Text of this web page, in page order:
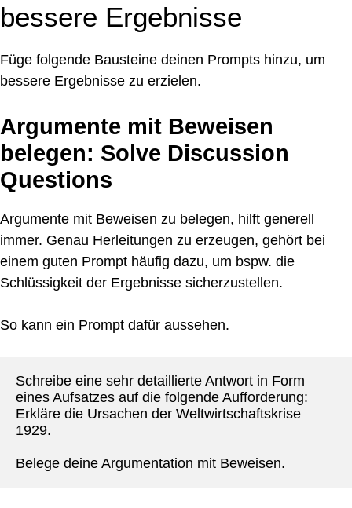
bessere Ergebnisse
Füge folgende Bausteine deinen Prompts hinzu, um
bessere Ergebnisse zu erzielen.
Argumente mit Beweisen
belegen: Solve Discussion
Questions
Argumente mit Beweisen zu belegen, hilft generell
immer. Genau Herleitungen zu erzeugen, gehört bei
einem guten Prompt häufig dazu, um bspw. die
Schlüssigkeit der Ergebnisse sicherzustellen.
So kann ein Prompt dafür aussehen.
Schreibe eine sehr detaillierte Antwort in Form
eines Aufsatzes auf die folgende Aufforderung:
Erkläre die Ursachen der Weltwirtschaftskrise
1929.
Belege deine Argumentation mit Beweisen.